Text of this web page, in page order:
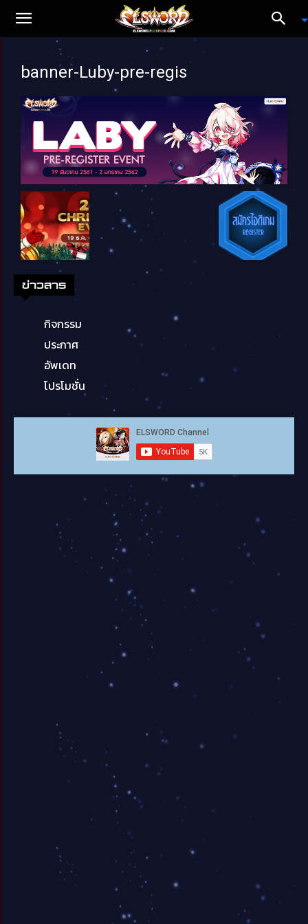
banner-Luby-pre-regis
ข่าวสาร
กิจกรรม
ประกาศ
อัพเดท
โปรโมชั่น